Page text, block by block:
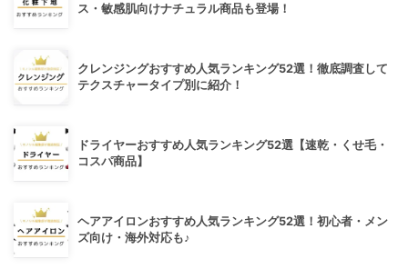
ス・敏感肌向けナチュラル商品も登場！
クレンジングおすすめ人気ランキング52選！徹底調査して
テクスチャータイプ別に紹介！
ドライヤーおすすめ人気ランキング52選【速乾・くせ毛・
コスパ商品】
ヘアアイロンおすすめ人気ランキング52選！初心者・メン
ズ向け・海外対応も♪